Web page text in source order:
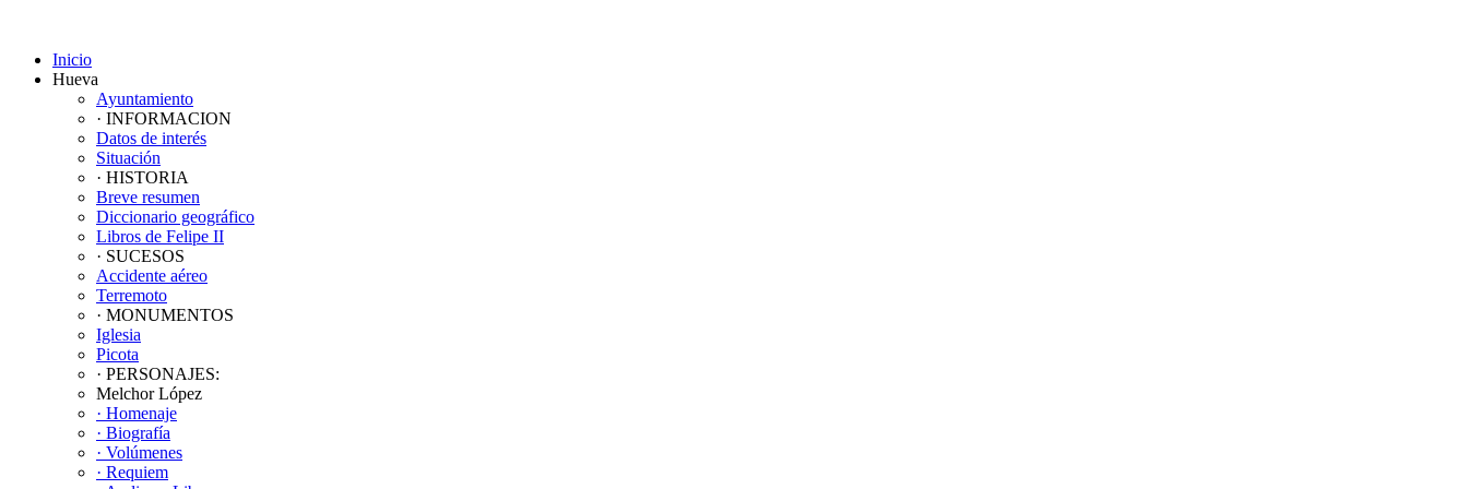
Inicio
Hueva
Ayuntamiento
· INFORMACION
Datos de interés
Situación
· HISTORIA
Breve resumen
Diccionario geográfico
Libros de Felipe II
· SUCESOS
Accidente aéreo
Terremoto
· MONUMENTOS
Iglesia
Picota
· PERSONAJES:
Melchor López
· Homenaje
· Biografía
· Volúmenes
· Requiem